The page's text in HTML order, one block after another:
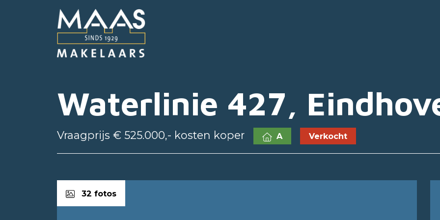
Waterlinie 427,
Vraagprijs € 525.000,- kosten koper A Verkocht
32 fotos